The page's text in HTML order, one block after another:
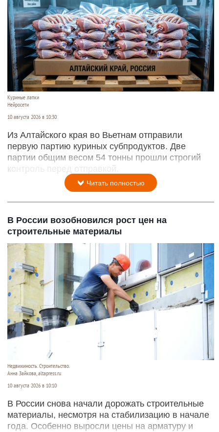
Куриные лапки
Нейросети
10 августа 2026 в 10:30
Из Алтайского края во Вьетнам отправили
первую партию куриных субпродуктов. Две
партии общим весом 54 тонны прошли строгий
контроль перед отправкой.
Читать полностью
В России возобновился рост цен на
строительные материалы
Недвижимость. Строительство.
Анна Зайкова, altapress.ru
10 августа 2026 в 10:10
В России снова начали дорожать строительные
материалы, несмотря на стабилизацию в начале
года. Особенно выросли цены на арматуру и